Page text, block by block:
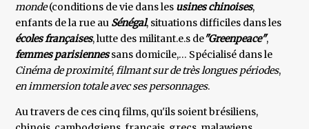
monde(conditions de vie dans les usines chinoises,
enfants de la rue au Sénégal, situations difficiles dans les
écoles françaises, lutte des militant.e.s de"Greenpeace",
femmes parisiennessans domicile,… Spécialisé dans le
Cinéma de proximité,filmant sur de très longues périodes,
en immersion totale avec ses personnages.
Au travers de ces cinq films, qu'ils soient brésiliens,